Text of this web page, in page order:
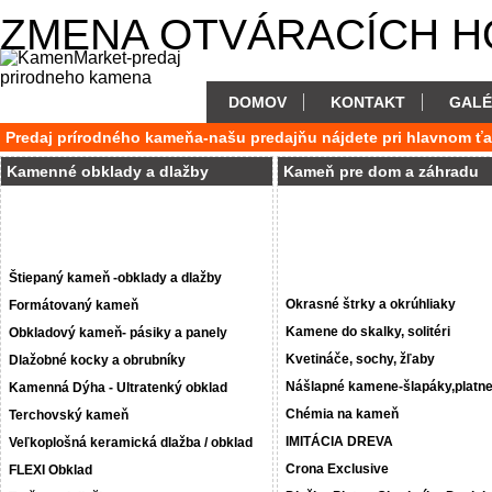
ZMENA OTVÁRACÍCH
DOMOV KONTAKT
Predaj prírodného kameňa-našu predajňu nájdete pri hlavnom
Kamenné obklady a dlažby
Štiepaný kameň -obklady a dlažby
Formátovaný kameň
Obkladový kameň- pásiky a panely
Dlažobné kocky a obrubníky
Kamenná Dýha - Ultratenký obklad
Terchovský kameň
Veľkoplošná keramická dlažba / obklad
FLEXI Obklad
Kameň pre dom a záhradu
Okrasné štrky a okrúhliaky
Kamene do skalky, solitéri
Kvetináče, sochy, žľaby
Nášlapné kamene-šlapáky,platne
Chémia na kameň
IMITÁCIA DREVA
Crona Exclusive